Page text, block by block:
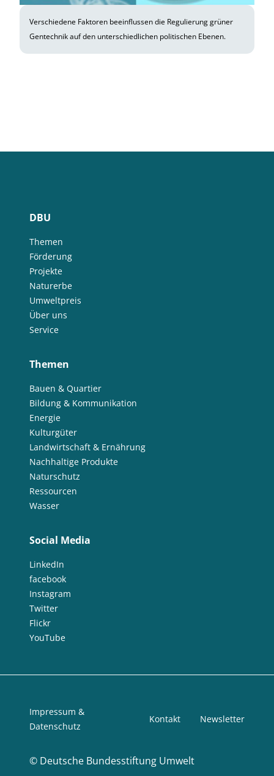
Verschiedene Faktoren beeinflussen die Regulierung grüner
Gentechnik auf den unterschiedlichen politischen Ebenen.
DBU
Themen
Förderung
Projekte
Naturerbe
Umweltpreis
Über uns
Service
Themen
Bauen & Quartier
Bildung & Kommunikation
Energie
Kulturgüter
Landwirtschaft & Ernährung
Nachhaltige Produkte
Naturschutz
Ressourcen
Wasser
Social Media
LinkedIn
facebook
Instagram
Twitter
Flickr
YouTube
© Deutsche Bundesstiftung Umwelt
Impressum &
Datenschutz
Kontakt Newsletter